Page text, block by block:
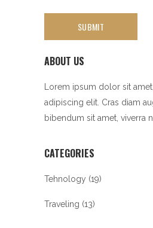
ABOUT US
Lorem ipsum dolor sit
adipiscing elit. Cras diam
bibendum sit amet, viverra
CATEGORIES
Tehnology (19)
Traveling (13)